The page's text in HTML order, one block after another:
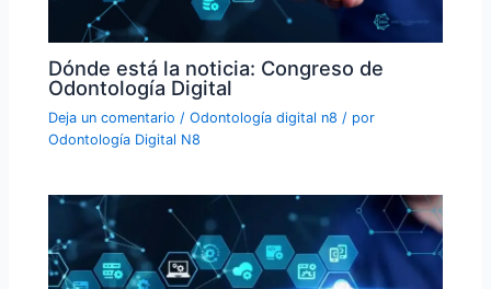
Dónde está la noticia: Congreso de
Odontología Digital
Deja un comentario /Odontología digital n8 / por
Odontología Digital N8